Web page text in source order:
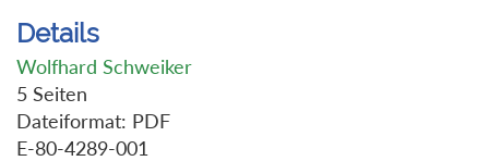
Details
Wolfhard Schweiker
5 Seiten
Dateiformat: PDF
E-80-4289-001